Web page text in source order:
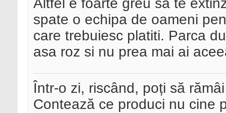
Altfel e foarte greu sa te
spate o echipa de oameni
care trebuiesc platiti. Parca
asa roz si nu prea mai ai
Într-o zi, riscând, poți să
Contează ce produci nu cine